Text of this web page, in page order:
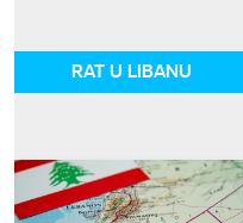
RAT U LIBANU